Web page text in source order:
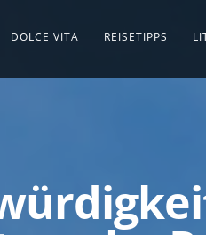
DOLCE VITA REISETIPPS